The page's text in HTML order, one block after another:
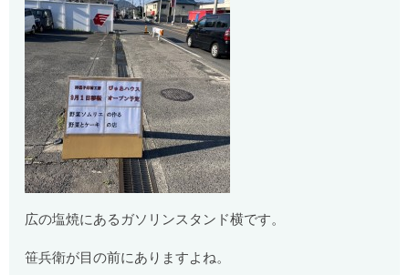
広の塩焼にあるガソリンスタンド横です。
笹兵衛が目の前にありますよね。